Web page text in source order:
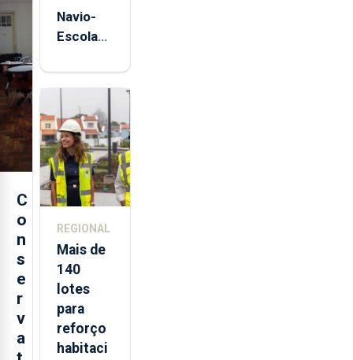
C
o
n
s
e
r
v
a
Navio-
Escola
está de
aos
Açores
REGIONAL
Mais de
140
lotes
para
reforço
habitaci